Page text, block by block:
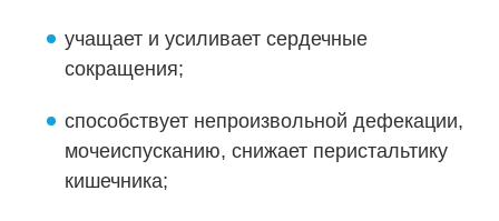
учащает и усиливает сердечные
сокращения;
способствует непроизвольной дефекации,
мочеиспусканию, снижает перистальтику
кишечника;